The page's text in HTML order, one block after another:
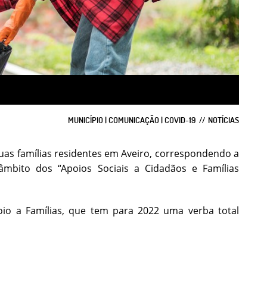
MUNICÍPIO | COMUNICAÇÃO | COVID-19 NOTÍCIAS
famílias residentes em Aveiro, correspondendo a
dos “Apoios Sociais a Cidadãos e Famílias
a Famílias, que tem para 2022 uma verba total